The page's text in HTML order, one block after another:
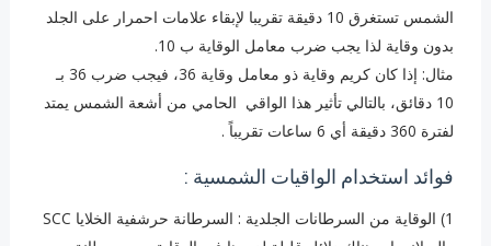
الشمس تستغرق 10 دقيقة تقريبا لإبقاء علامات احمرار على الجلد
بدون وقاية لذا يجب ضرب معامل الوقاية ب 10.
مثال: إذا كان كريم وقاية ذو معامل وقاية 36، فيجب ضرب 36 بـ
10 دقائق، بالتالي تأثير هذا الواقي الحامي من أشعة الشمس يمتد
لفترة 360 دقيقة أي 6 ساعات تقريباً .
فوائد استخدام الواقيات الشمسية :
1) الوقاية من السرطانات الجلدية : السرطانة حرشفية الخلايا SCC